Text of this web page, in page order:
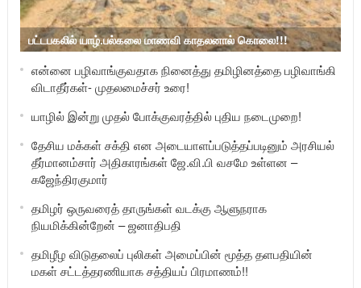
பட்டபகலில் யாழ்.பல்கலை மாணவி காதலனால் கொலை!!!
என்னை பழிவாங்குவதாக நினைத்து தமிழினத்தை பழிவாங்கி
விடாதீர்கள்- முதலமைச்சர் உரை!
யாழில் இன்று முதல் போக்குவரத்தில் புதிய நடைமுறை!
தேசிய மக்கள் சக்தி என அடையாளப்படுத்தப்படினும் அரசியல்
தீர்மானம்சார் அதிகாரங்கள் ஜே.வி.பி வசமே உள்ளன –
கஜேந்திரகுமார்
தமிழர் ஒருவரைத் தாருங்கள் வடக்கு ஆளுநராக
நியமிக்கின்றேன் – ஜனாதிபதி
தமிழீழ விடுதலைப் புலிகள் அமைப்பின் மூத்த தளபதியின்
மகள் சட்டத்தரணியாக சத்தியப் பிரமாணம்!!